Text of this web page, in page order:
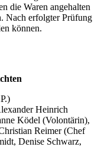
die Waren angehalten
Nach erfolgter Prüfung
können.
Heinrich
Ködel (Volontärin),
Reimer (Chef
Denise Schwarz,